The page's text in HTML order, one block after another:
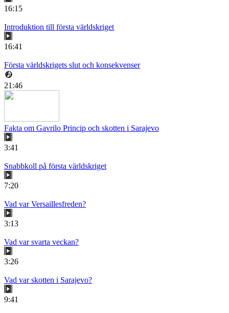
16:15
Introduktion till första världskriget
16:41
Första världskrigets slut och konsekvenser
21:46
Fakta om Gavrilo Princip och skotten i Sarajevo
3:41
Snabbkoll på första världskriget
7:20
Vad var Versaillesfreden?
3:13
Vad var svarta veckan?
3:26
Vad var skotten i Sarajevo?
9:41